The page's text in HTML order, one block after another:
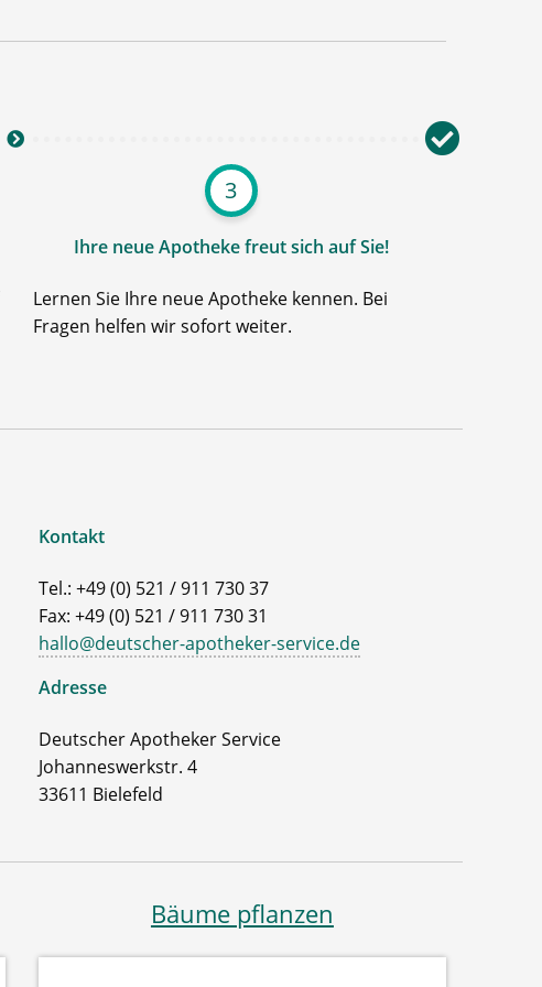
3
Ihre neue Apotheke freut sich auf Sie!
Lernen Sie Ihre neue Apotheke kennen. Bei
Fragen helfen wir sofort weiter.
Kontakt
Tel.: +49 (0) 521 / 911 730 37
Fax: +49 (0) 521 / 911 730 31
hallo@deutscher-apotheker-service.de
Adresse
Deutscher Apotheker Service
Johanneswerkstr. 4
33611 Bielefeld
Bäume pflanzen